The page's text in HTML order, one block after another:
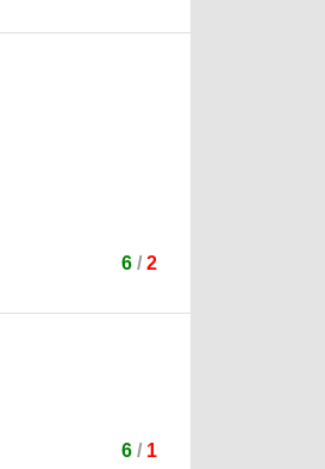
6/ 2
6/ 1